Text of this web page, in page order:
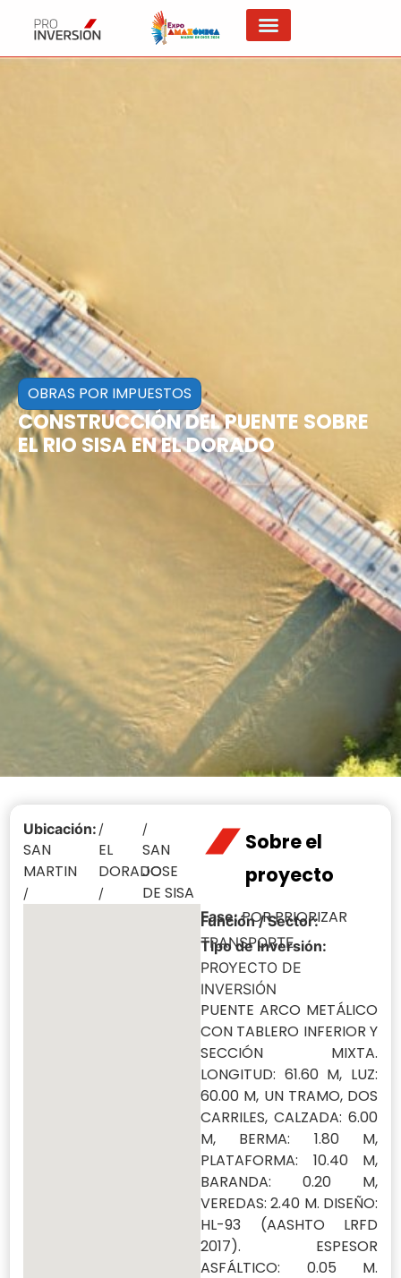
OBRAS POR IMPUESTOS
CONSTRUCCIÓN DEL PUENTE SOBRE
EL RIO SISA EN EL DORADO
Sobre el
proyecto
Fase:POR PRIORIZAR
Función / Sector:
TRANSPORTE
Tipo de Inversión:
PROYECTO DE
INVERSIÓN
PUENTE ARCO METÁLICO
CON TABLERO INFERIOR Y
SECCIÓN MIXTA.
LONGITUD: 61.60 M, LUZ:
60.00 M, UN TRAMO, DOS
CARRILES, CALZADA: 6.00
M, BERMA: 1.80 M,
PLATAFORMA: 10.40 M,
BARANDA: 0.20 M,
VEREDAS: 2.40 M. DISEÑO:
HL-93 (AASHTO LRFD
2017). ESPESOR
ASFÁLTICO: 0.05 M.
Ubicación:
SAN
MARTIN
/
/
EL
DORADO
/
/
SAN
JOSE
DE SISA